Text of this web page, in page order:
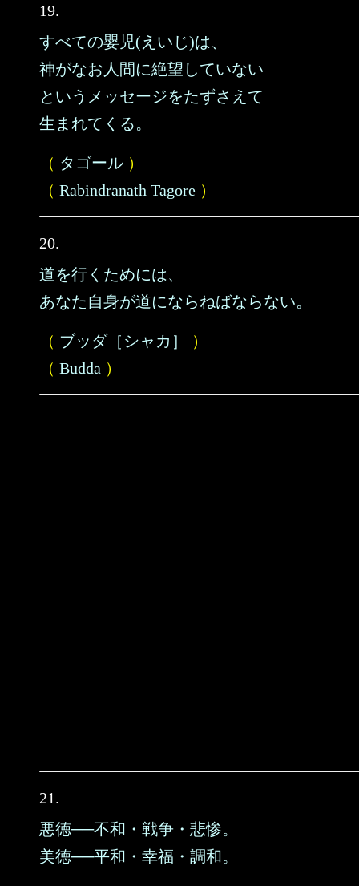
19.
すべての嬰児(えいじ)は、
神がなお人間に絶望していない
というメッセージをたずさえて
生まれてくる。
（ タゴール ）
（ Rabindranath Tagore ）
20.
道を行くためには、
あなた自身が道にならねばならない。
（ ブッダ［シャカ］
）
（ Budda ）
21.
悪徳──不和・戦争・悲惨。
美徳──平和・幸福・調和。